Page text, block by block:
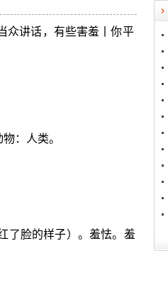
众讲话，有些害羞丨你平
：人类。
了脸的样子）。羞怯。羞